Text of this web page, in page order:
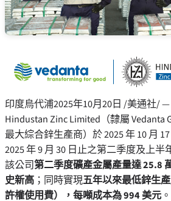
印度烏代浦2025年10月20日 /美通社/ —
Hindustan Zinc Limited（隸屬 Vedanta
最大綜合鋅生產商）於 2025 年 10 月
2025 年 9 月 30 日止之第二季度及上半
該公司第二季度礦產金屬產量達 25.8
史新高 ；同時實現五年以來最低鋅生
許權使用費），每噸成本為 994 美元